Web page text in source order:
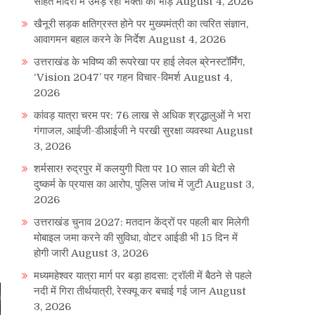
खैनूरी सड़क क्षतिग्रस्त होने पर मुख्यमंत्री का त्वरित संज्ञान,
आवागमन बहाल करने के निर्देश August 4, 2026
उत्तराखंड के भविष्य की रूपरेखा पर हाई लेवल ब्रेनस्टॉर्मिंग,
‘Vision 2047’ पर गहन विचार-विमर्श August 4,
2026
कांवड़ यात्रा चरम पर: 76 लाख से अधिक श्रद्धालुओं ने भरा
गंगाजल, आईजी-डीआईजी ने परखी सुरक्षा व्यवस्था August
3, 2026
शर्मसार! रुद्रपुर में कलयुगी पिता पर 10 साल की बेटी से
दुष्कर्म के प्रयास का आरोप, पुलिस जांच में जुटी August 3,
2026
उत्तराखंड चुनाव 2027: मतदान केंद्रों पर पहली बार मिलेगी
मोबाइल जमा करने की सुविधा, वोटर आईडी भी 15 दिन में
होगी जारी August 3, 2026
मध्यमहेश्वर यात्रा मार्ग पर बड़ा हादसा: ट्रॉली में बैठने से पहले
नदी में गिरा तीर्थयात्री, रेस्क्यू कर बचाई गई जान August
3, 2026